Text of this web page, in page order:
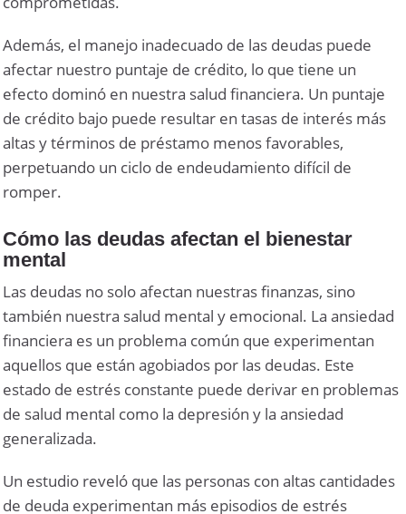
Además, el manejo inadecuado de las deudas puede
afectar nuestro puntaje de crédito, lo que tiene un
efecto dominó en nuestra salud financiera. Un puntaje
de crédito bajo puede resultar en tasas de interés más
altas y términos de préstamo menos favorables,
perpetuando un ciclo de endeudamiento difícil de
romper.
Cómo las deudas afectan el bienestar
mental
Las deudas no solo afectan nuestras finanzas, sino
también nuestra salud mental y emocional. La ansiedad
financiera es un problema común que experimentan
aquellos que están agobiados por las deudas. Este
estado de estrés constante puede derivar en problemas
de salud mental como la depresión y la ansiedad
generalizada.
Un estudio reveló que las personas con altas cantidades
de deuda experimentan más episodios de estrés